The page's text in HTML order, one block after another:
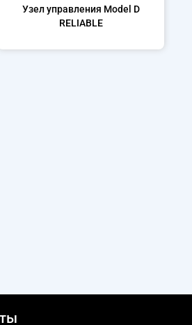
Узел управления Model D
RELIABLE